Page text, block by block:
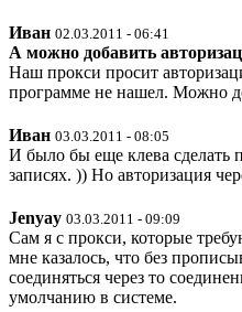
Иван 02.03.2011 - 06:41
А можно добавить
Наш прокси просит
программе не нашел. Можно
Иван 03.03.2011 - 08:05
И было бы еще клева сделать
записях. )) Но авторизация
Jenyay 03.03.2011 - 09:09
Сам я с прокси, которые
мне казалось, что без
соединяться через то
умолчанию в системе.